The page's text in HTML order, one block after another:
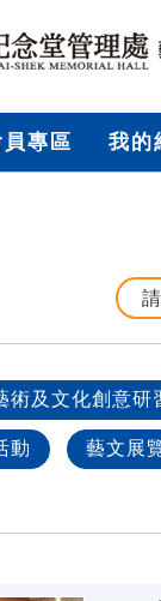
員專區 我的
術及文化創意研
動 藝文展